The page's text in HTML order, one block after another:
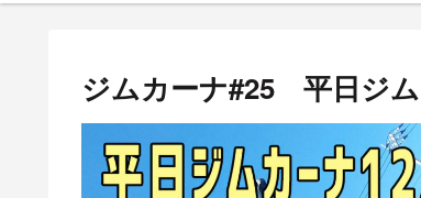
ジムカーナ#25 平日ジ